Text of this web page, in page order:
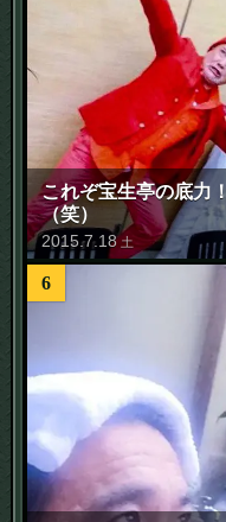
これぞ宝生亭の底力
（笑）
2015.7. 18 土
6